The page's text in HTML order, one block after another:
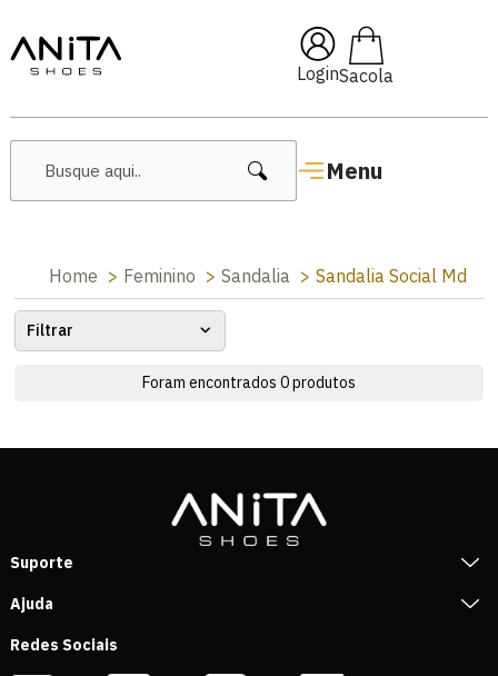
Login
Menu
🔥 Lançamentos Femininos
Home Feminino Sandalia Sandalia Social Md
Filtrar
Foram encontrados 0produtos
Suporte
Ajuda
Redes Sociais